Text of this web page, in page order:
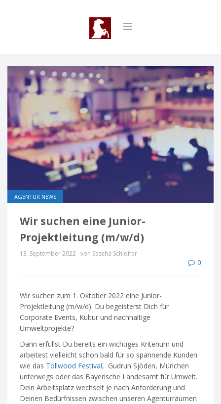
AGENTUR NEWS
Wir suchen eine Junior-
Projektleitung (m/w/d)
13. September 2022 von Sascha Schloifer
0
Wir suchen zum 1. Oktober 2022 eine Junior-
Projektleitung (m/w/d). Du begeisterst Dich für
Corporate Events, Kultur und nachhaltige
Umweltprojekte?
Dann erfüllst Du bereits ein wichtiges Kriterium und
arbeitest vielleicht schon bald für so spannende Kunden
wie das Tollwood Festival, Gudrun Sjöden, München
unterwegs oder das Bayerische Landesamt für Umwelt.
Dein Arbeitsplatz wechselt je nach Anforderung und
Deinen Bedürfnissen zwischen unseren Agenturräumen